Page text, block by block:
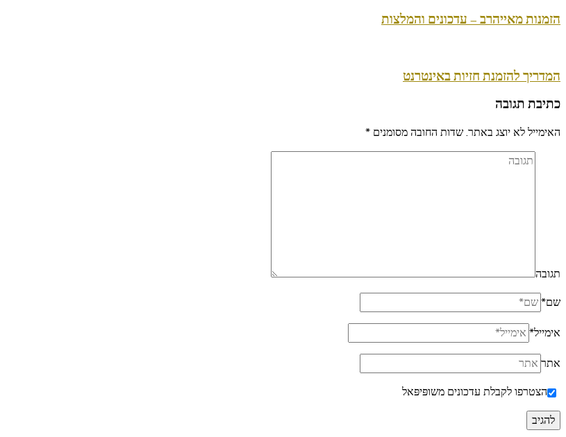
הזמנות מאייהרב – עדכונים והמלצות
המדריך להזמנת חזיות באינטרנט
כתיבת תגובה
האימייל לא יוצג באתר.שדות החובה מסומנים *
תגובה
שם*
אימייל*
אתר
הצטרפו לקבלת עדכונים משופּיפּאל